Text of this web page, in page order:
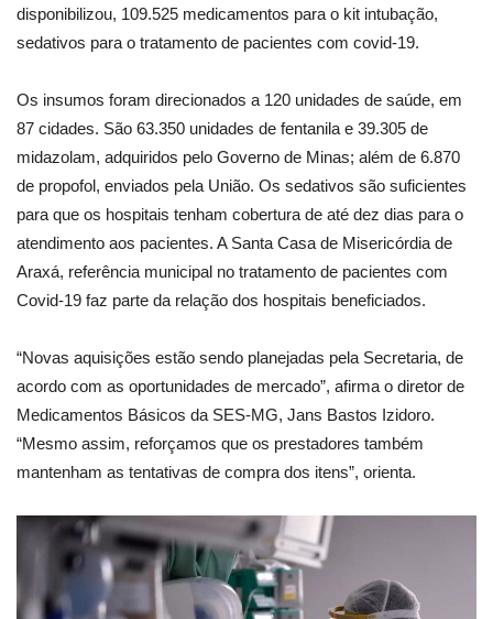
disponibilizou, 109.525 medicamentos para o kit intubação,
sedativos para o tratamento de pacientes com covid-19.
Os insumos foram direcionados a 120 unidades de saúde, em
87 cidades. São 63.350 unidades de fentanila e 39.305 de
midazolam, adquiridos pelo Governo de Minas; além de 6.870
de propofol, enviados pela União. Os sedativos são suficientes
para que os hospitais tenham cobertura de até dez dias para o
atendimento aos pacientes. A Santa Casa de Misericórdia de
Araxá, referência municipal no tratamento de pacientes com
Covid-19 faz parte da relação dos hospitais beneficiados.
“Novas aquisições estão sendo planejadas pela Secretaria, de
acordo com as oportunidades de mercado”, afirma o diretor de
Medicamentos Básicos da SES-MG, Jans Bastos Izidoro.
“Mesmo assim, reforçamos que os prestadores também
mantenham as tentativas de compra dos itens”, orienta.